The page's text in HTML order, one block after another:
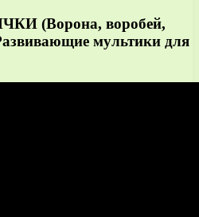
(Ворона, воробей,
мультики для